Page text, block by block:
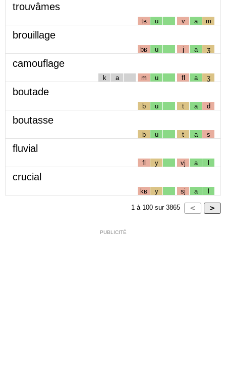
trouvâmes
tʁ u v a m
brouillage
bʁ u j a ʒ
camouflage
k a m u fl a ʒ
boutade
b u t a d
boutasse
b u t a s
fluvial
fl y vj a l
crucial
kʁ y sj a l
1 à 100 sur 3865
PUBLICITÉ